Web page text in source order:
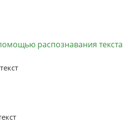
распознавания текста